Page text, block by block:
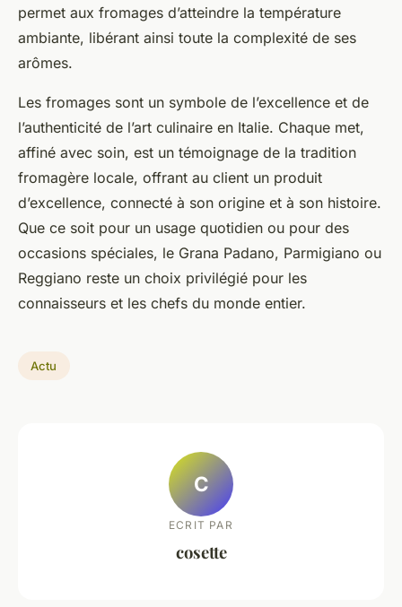
permet aux fromages d’atteindre la température
ambiante, libérant ainsi toute la complexité de ses
arômes.
Les fromages sont un symbole de l’excellence et de
l’authenticité de l’art culinaire en Italie. Chaque met,
affiné avec soin, est un témoignage de la tradition
fromagère locale, offrant au client un produit
d’excellence, connecté à son origine et à son histoire.
Que ce soit pour un usage quotidien ou pour des
occasions spéciales, le Grana Padano, Parmigiano ou
Reggiano reste un choix privilégié pour les
connaisseurs et les chefs du monde entier.
Actu
C
ECRIT PAR
cosette